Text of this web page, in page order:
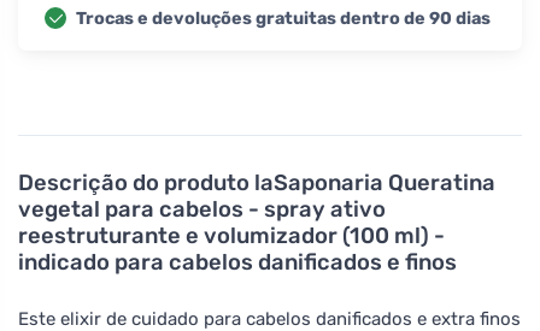
Descrição do produto laSaponaria Queratina
vegetal para cabelos - spray ativo
reestruturante e volumizador (100 ml) -
indicado para cabelos danificados e finos
Este elixir de cuidado para cabelos danificados e extra finos
Trocas e devoluções gratuitas dentro de 90 dias